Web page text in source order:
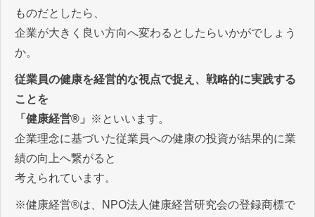
ものだとしたら、
企業が大きく良い方向へ変わるとしたらいかがでしょう
か。
従業員の健康を経営的な視点で捉え、戦略的に実践する
ことを
「健康経営®」
※といいます。
企業理念に基づいた従業員への健康の投資が結果的に業
績の向上へ繋がると
考えられています。
※健康経営®は、NPO法人健康経営研究会の登録商標で